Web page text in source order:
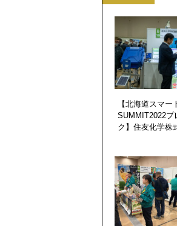
【北海道スマー
SUMMIT2022プ
ク】住友化学株